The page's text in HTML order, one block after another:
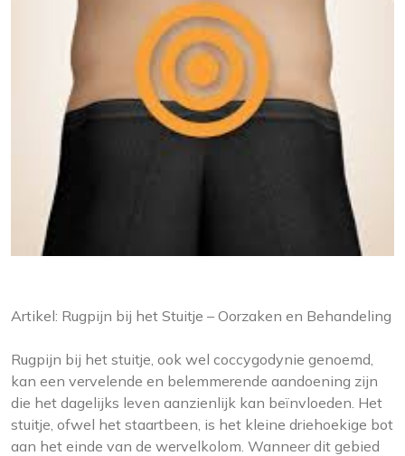
Artikel: Rugpijn bij het Stuitje – Oorzaken en Behandeling
Rugpijn bij het stuitje, ook wel coccygodynie genoemd,
kan een vervelende en belemmerende aandoening zijn
die het dagelijks leven aanzienlijk kan beïnvloeden. Het
stuitje, ofwel het staartbeen, is het kleine driehoekige bot
aan het einde van de wervelkolom. Wanneer dit gebied